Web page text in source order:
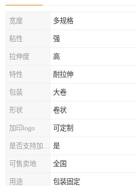
宽度 多规格
粘性 强
拉伸度 高
特性 耐拉伸
包装 大卷
形状 卷状
加印logo 可定制
是
可售卖地 全国
用途 包装固定